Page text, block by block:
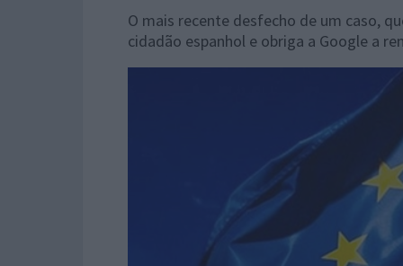
O mais recente desfecho de um caso,
cidadão espanhol e obriga a Google a